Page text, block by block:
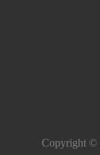
Copyright